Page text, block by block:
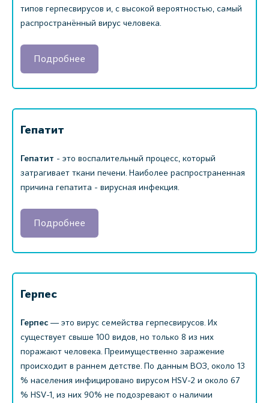
типов герпесвирусов и, с высокой вероятностью, самый
распространённый вирус человека.
Подробнее
Гепатит
Гепатит - это воспалительный процесс, который
затрагивает ткани печени. Наиболее распространенная
причина гепатита - вирусная инфекция.
Подробнее
Герпес
Герпес ― это вирус семейства герпесвирусов. Их
существует свыше 100 видов, но только 8 из них
поражают человека. Преимущественно заражение
происходит в раннем детстве. По данным ВОЗ, около 13
% населения инфицировано вирусом HSV-2 и около 67
% HSV-1, из них 90% не подозревают о наличии